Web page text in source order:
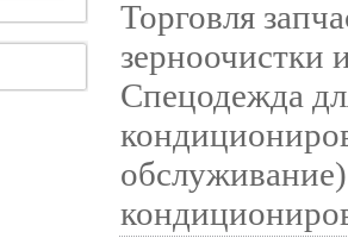
Торговля
зерноочистки
Спецодежда